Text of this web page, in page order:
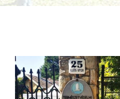
View
Larger
Image